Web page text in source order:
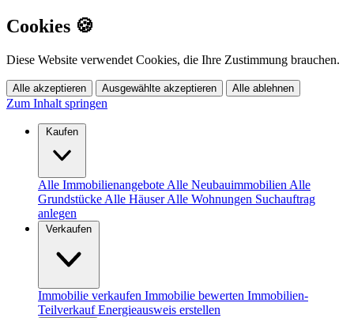
Cookies 🍪
Diese Website verwendet Cookies, die Ihre Zustimmung brauchen.
Alle akzeptieren Ausgewählte akzeptieren Alle ablehnen
Zum Inhalt springen
Kaufen
Alle Immobilienangebote Alle Neubauimmobilien Alle
Grundstücke Alle HäuserAlle Wohnungen Suchauftrag
anlegen
Verkaufen
Immobilie verkaufen Immobilie bewerten Immobilien-
TeilverkaufEnergieausweis erstellen